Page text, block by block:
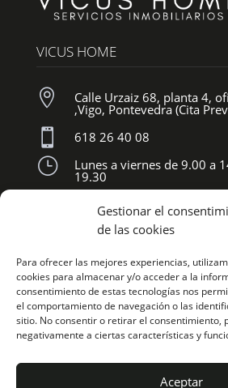
Gestionar el
de las cookies
Para ofrecer las mejores experiencias,
cookies para almacenar y/o acceder a la
consentimiento de estas tecnologías nos
el comportamiento de navegación o las
sitio. No consentir o retirar el consentimiento,
negativamente a ciertas características y
Aceptar
VICUS HOME
 Calle Urzaiz 68, planta 4,
,Vigo, Pontevedra (Cita
 618 26 40 08
} Lunes a viernes de 9.00 a
19.30
SÍGUENOS
LLAMAR AHORA